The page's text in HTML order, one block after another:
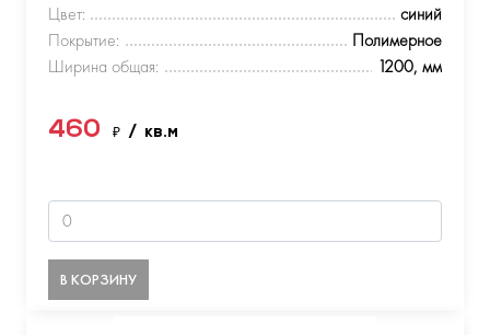
Цвет:
синий
Покрытие:
Полимерное
Ширина общая:
1200, мм
460 ₽ / кв.м
В КОРЗИНУ